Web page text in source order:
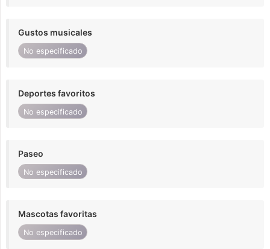
Gustos musicales
No especificado
Deportes favoritos
No especificado
Paseo
No especificado
Mascotas favoritas
No especificado